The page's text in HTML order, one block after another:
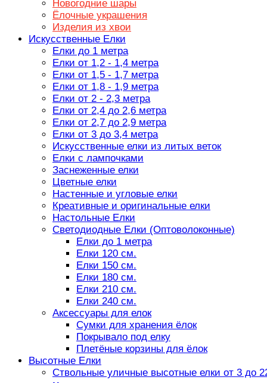
Новогодние шары
Ёлочные украшения
Изделия из хвои
Искусственные Елки
Елки до 1 метра
Елки от 1,2 - 1,4 метра
Елки от 1,5 - 1,7 метра
Елки от 1,8 - 1,9 метра
Елки от 2 - 2,3 метра
Елки от 2,4 до 2,6 метра
Елки от 2,7 до 2,9 метра
Елки от 3 до 3,4 метра
Искусственные елки из литых веток
Елки с лампочками
Заснеженные елки
Цветные елки
Настенные и угловые елки
Креативные и оригинальные елки
Настольные Елки
Светодиодные Елки (Оптоволоконные)
Елки до 1 метра
Елки 120 см.
Елки 150 см.
Елки 180 см.
Елки 210 см.
Елки 240 см.
Аксессуары для елок
Сумки для хранения ёлок
Покрывало под елку
Плетёные корзины для ёлок
Высотные Елки
Ствольные уличные высотные елки от 3 до